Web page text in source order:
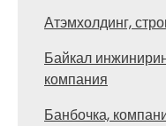
Атэмхолдинг,
Байкал
компания
Банбочка,